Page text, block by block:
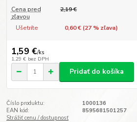
Cena pred
zľavou
2,19 €
Ušetríte 0,60 € (27% zľava)
1,59 €/ks
1,29 € bez DPH
Pridať do košíka
Číslo produktu:
1000136
EAN kód:
8595681501257
Strážiť cenu / dostupnosť